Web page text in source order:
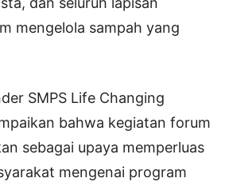
mengelola sampah yang
SMPS Life Changing
bahwa kegiatan forum
sebagai upaya memperluas
mengenai program